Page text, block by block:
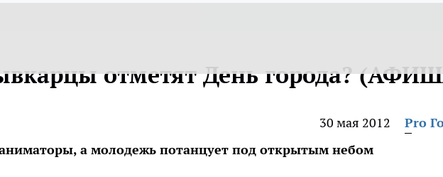
отметят День города?
30 мая 2012
Pro
аниматоры, а молодежь потанцует под открытым небом